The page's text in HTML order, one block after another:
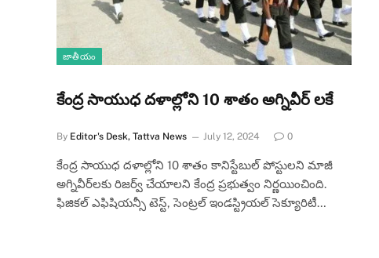
జాతీయం
కేంద్ర సాయుధ దళాల్లోని 10 శాతం అగ్నివీర్ లకే
By Editor's Desk, Tattva News July 12, 2024 0
కేంద్ర సాయుధ దళాల్లోని 10 శాతం కానిస్టేబుల్ పోస్టులని మాజీ
అగ్నివీర్‌లకు రిజర్వ్ చేయాలని కేంద్ర ప్రభుత్వం నిర్ణయించింది.
ఫిజికల్ ఎఫిషియన్సీ టెస్ట్, సెంట్రల్ ఇండస్ట్రియల్ సెక్యూరిటీ…